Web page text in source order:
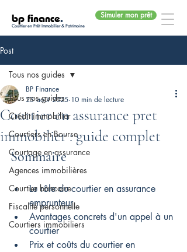
bp finance.
Courtier en Prêt Immobilier & Patrimoine
Simuler mon prêt
Post
Tous nos guides
Crédit immobilier
Courtiers en Bourse
Courtage en assurance
Agences immobilières
Courtier bancaire
Fiscalité personnelle
Courtiers immobiliers
Tous nos guides
Courtier en assurance pret
immobilier : guide complet
BP Finance
23 août 2025 10 min de lecture
Sommaire
Le rôle du courtier en assurance
emprunteur
Avantages concrets d'un appel à un
courtier
Prix et coûts du courtier en